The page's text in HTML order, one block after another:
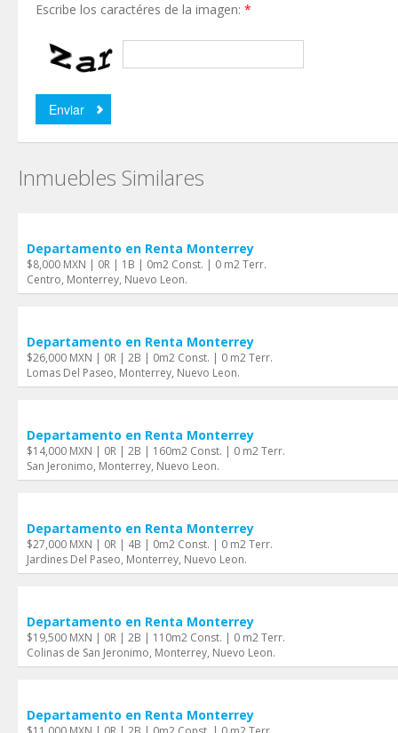
Escribe los caractéres de la imagen: *
Inmuebles Similares
Departamento en Renta Monterrey
$8,000 MXN | 0R | 1B | 0m2 Const. | 0 m2 Terr.
Centro, Monterrey, Nuevo Leon.
Departamento en Renta Monterrey
$26,000 MXN | 0R | 2B | 0m2 Const. | 0 m2 Terr.
Lomas Del Paseo, Monterrey, Nuevo Leon.
Departamento en Renta Monterrey
$14,000 MXN | 0R | 2B | 160m2 Const. | 0 m2 Terr.
San Jeronimo, Monterrey, Nuevo Leon.
Departamento en Renta Monterrey
$27,000 MXN | 0R | 4B | 0m2 Const. | 0 m2 Terr.
Jardines Del Paseo, Monterrey, Nuevo Leon.
Departamento en Renta Monterrey
$19,500 MXN | 0R | 2B | 110m2 Const. | 0 m2 Terr.
Colinas de San Jeronimo, Monterrey, Nuevo Leon.
Departamento en Renta Monterrey